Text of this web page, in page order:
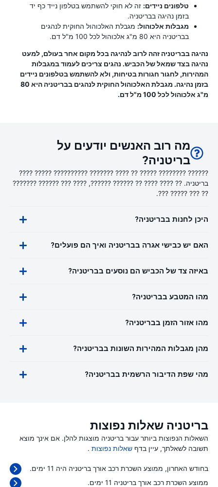
טלפונים ניידים: זה לא חוקי להשתמש בטלפון נייד כף יד
בזמן נהיגה בבריטניה.
מגבלות אלכוהול: מגבלת האלכוהול החוקית לנהגים
בבריטניה היא 80 מ"ג אלכוהול לכל 100 מ"ל דם.
נהיגה בבריטניה זהה לרוב לנהיגה בכל מקום אחר בעולם, למעט
נהיגה בצד שמאל של הכביש. נהגים צריכים לעמוד במגבלות
המהירות, לחגור חגורות בטיחות, ולא להשתמש בטלפונים ניידים
בזמן נהיגה. מגבלת האלכוהול החוקית לנהגים בבריטניה היא 80
מ"ג אלכוהול לכל 100 מ"ל דם.
מה רוב האנשים יודעים על
בריטניה?
?????? ???????? ????? ?? ???? ??????? ?????????? ????? ????
בריטניה. ?? ???? ???? ?? ?????? ??????, ???? ??? ?????? ???????
?? ??? ????? ???.
היכן לחנות בבריטניה?
האם יש כבישי אגרה בבריטניה ואיך הם פועלים?
באיזה צד של הכביש הם נוסעים בבריטניה?
מהו המטבע בבריטניה?
מהו אזור הזמן בבריטניה?
מהן מגבלות המהירות השונות בבריטניה?
מהי שפת הדיבור הרשמית בבריטניה?
בריטניה שאלות נפוצות
השאלות הנפוצות ביותר עבור בריטניה מוצגות להלן. אם אינך מוצא
תשובה לשאלתך, עיין בדף שאלות נפוצות .
בחודש האחרון, ממוצע השכרת רכב אורך בריטניה היה 11 ימים.
ממוצע השכרת רכב אורך בריטניה 11 ימים.